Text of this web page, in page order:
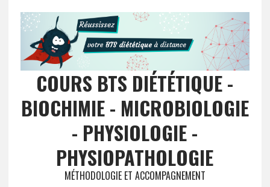
COURS BTS DIÉTÉTIQUE -
BIOCHIMIE - MICROBIOLOGIE
- PHYSIOLOGIE -
PHYSIOPATHOLOGIE
MÉTHODOLOGIE ET ACCOMPAGNEMENT